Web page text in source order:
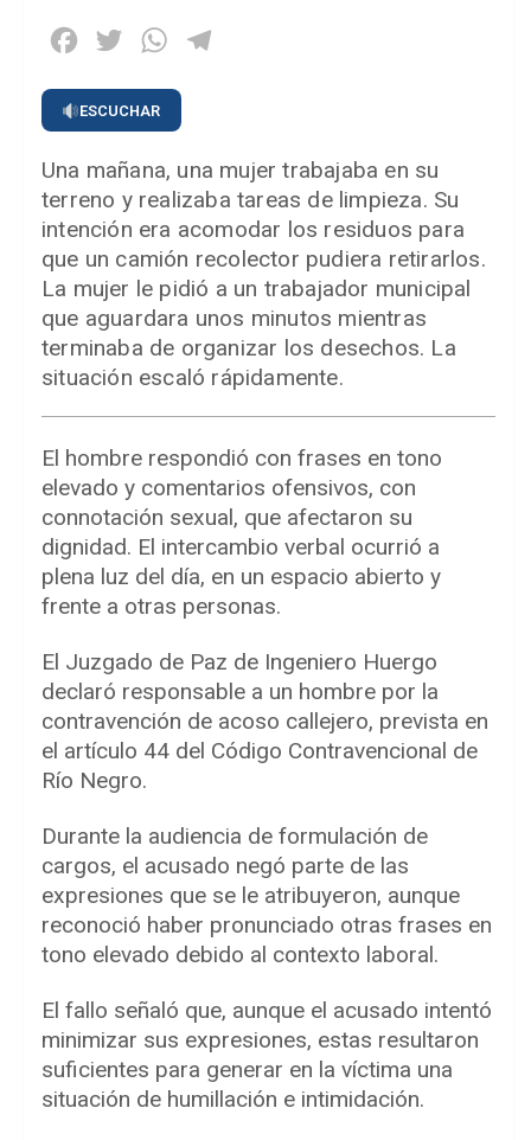
Facebook
Twitter WhatsApp
ESCUCHAR
Una mañana, una mujer trabajaba en su
terreno y realizaba tareas de limpieza. Su
intención era acomodar los residuos para
que un camión recolector pudiera retirarlos.
La mujer le pidió a un trabajador municipal
que aguardara unos minutos mientras
terminaba de organizar los desechos. La
situación escaló rápidamente.
El hombre respondió con frases en tono
elevado y comentarios ofensivos, con
connotación sexual, que afectaron su
dignidad. El intercambio verbal ocurrió a
plena luz del día, en un espacio abierto y
frente a otras personas.
El Juzgado de Paz de Ingeniero Huergo
declaró responsable a un hombre por la
contravención de acoso callejero, prevista en
el artículo 44 del Código Contravencional de
Río Negro.
Durante la audiencia de formulación de
cargos, el acusado negó parte de las
expresiones que se le atribuyeron, aunque
reconoció haber pronunciado otras frases en
tono elevado debido al contexto laboral.
El fallo señaló que, aunque el acusado intentó
minimizar sus expresiones, estas resultaron
suficientes para generar en la víctima una
situación de humillación e intimidación.